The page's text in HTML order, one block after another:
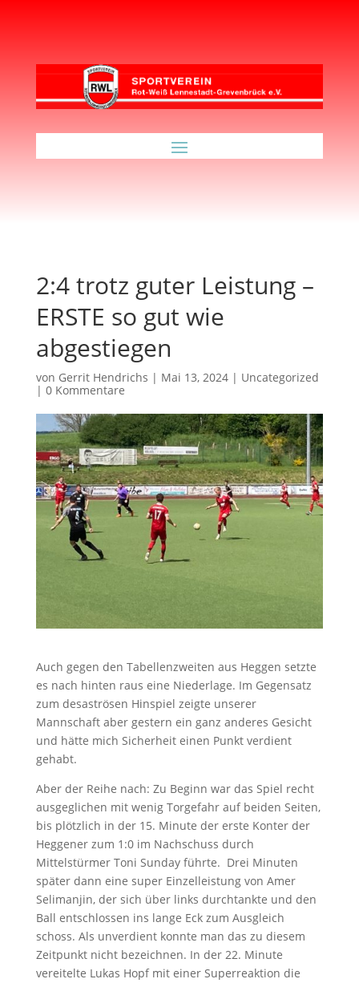
2:4 trotz guter Leistung –
ERSTE so gut wie
abgestiegen
von Gerrit Hendrichs | Mai 13, 2024| Uncategorized
| 0 Kommentare
Auch gegen den Tabellenzweiten aus Heggen setzte
es nach hinten raus eine Niederlage. Im Gegensatz
zum desaströsen Hinspiel zeigte unserer
Mannschaft aber gestern ein ganz anderes Gesicht
und hätte mich Sicherheit einen Punkt verdient
gehabt.
Aber der Reihe nach: Zu Beginn war das Spiel recht
ausgeglichen mit wenig Torgefahr auf beiden Seiten,
bis plötzlich in der 15. Minute der erste Konter der
Heggener zum 1:0 im Nachschuss durch
Mittelstürmer Toni Sunday führte. Drei Minuten
später dann eine super Einzelleistung von Amer
Selimanjin, der sich über links durchtankte und den
Ball entschlossen ins lange Eck zum Ausgleich
schoss. Als unverdient konnte man das zu diesem
Zeitpunkt nicht bezeichnen. In der 22. Minute
vereitelte Lukas Hopf mit einer Superreaktion die